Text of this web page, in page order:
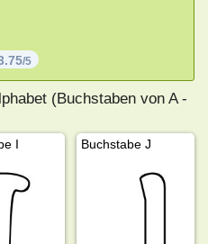
/5
(Buchstaben von A -
I Buchstabe J